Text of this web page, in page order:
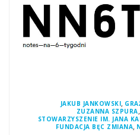
JAKUB JANKOWSKI,
ZUZANNA SZPURA,
STOWARZYSZENIE IM. JANA
FUNDACJA BĘC ZMIANA,